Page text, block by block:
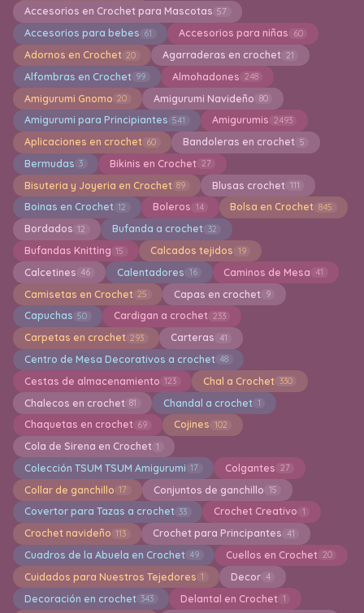
Accesorios en Crochet para Mascotas 57
Accesorios para bebes 61 Accesorios para niñas 60
Adornos en Crochet 20 Agarraderas en crochet 21
Alfombras en Crochet 99 Almohadones 248
Amigurumi Gnomo 20 Amigurumi Navideño 80
Amigurumi para Principiantes 541 Amigurumis 2493
Aplicaciones en crochet 60 Bandoleras en crochet 5
Bermudas 3 Bikinis en Crochet 27
Bisuteria y Joyeria en Crochet 89 Blusas crochet 111
Boinas en Crochet 12 Boleros 14 Bolsa en Crochet 845
Bordados 12 Bufanda a crochet 32
Bufandas Knitting 15 Calcados tejidos 19
Calcetines 46 Calentadores 16 Caminos de Mesa 41
Camisetas en Crochet 25 Capas en crochet 9
Capuchas 50 Cardigan a crochet 233
Carpetas en crochet 293 Carteras 41
Centro de Mesa Decorativos a crochet 48
Cestas de almacenamiento 123 Chal a Crochet 330
Chalecos en crochet 81 Chandal a crochet 1
Chaquetas en crochet 69 Cojines 102
Cola de Sirena en Crochet 1
Colección TSUM TSUM Amigurumi 17 Colgantes 27
Collar de ganchillo 17 Conjuntos de ganchillo 15
Covertor para Tazas a crochet 33 Crochet Creativo 1
Crochet navideño 113 Crochet para Principantes 41
Cuadros de la Abuela en Crochet 49 Cuellos en Crochet 20
Cuidados para Nuestros Tejedores 1 Decor 4
Decoración en crochet 343 Delantal en Crochet 1